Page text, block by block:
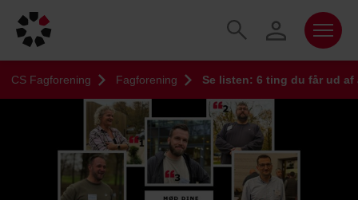
CS Fagforening Fagforening Se listen: 6 ting du får ud af